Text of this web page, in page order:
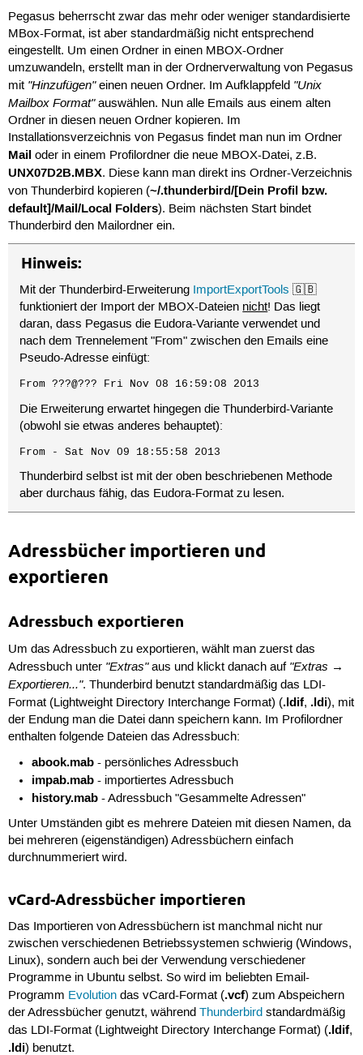
Pegasus beherrscht zwar das mehr oder weniger standardisierte
MBox-Format, ist aber standardmäßig nicht entsprechend
eingestellt. Um einen Ordner in einen MBOX-Ordner
umzuwandeln, erstellt man in der Ordnerverwaltung von Pegasus
mit "Hinzufügen"einen neuen Ordner. Im Aufklappfeld "Unix
Mailbox Format"auswählen. Nun alle Emails aus einem alten
Ordner in diesen neuen Ordner kopieren. Im
Installationsverzeichnis von Pegasus findet man nun im Ordner
Mailoder in einem Profilordner die neue MBOX-Datei, z.B.
UNX07D2B.MBX. Diese kann man direkt ins Ordner-Verzeichnis
von Thunderbird kopieren (~/.thunderbird/[Dein Profil bzw.
default]/Mail/Local Folders). Beim nächsten Start bindet
Thunderbird den Mailordner ein.
Hinweis:
Mit der Thunderbird-Erweiterung ImportExportTools 🇬🇧
funktioniert der Import der MBOX-Dateien nicht! Das liegt
daran, dass Pegasus die Eudora-Variante verwendet und
nach dem Trennelement "From" zwischen den Emails eine
Pseudo-Adresse einfügt:
From ???@??? Fri Nov 08 16:59:08 2013
Die Erweiterung erwartet hingegen die Thunderbird-Variante
(obwohl sie etwas anderes behauptet):
From - Sat Nov 09 18:55:58 2013
Thunderbird selbst ist mit der oben beschriebenen Methode
aber durchaus fähig, das Eudora-Format zu lesen.
Adressbücher importieren und
exportieren
Adressbuch exportieren
Um das Adressbuch zu exportieren, wählt man zuerst das
Adressbuch unter "Extras"aus und klickt danach auf "Extras →
Exportieren...". Thunderbird benutzt standardmäßig das LDI-
Format (Lightweight Directory Interchange Format) (.ldif, .ldi), mit
der Endung man die Datei dann speichern kann. Im Profilordner
enthalten folgende Dateien das Adressbuch:
abook.mab - persönliches Adressbuch
impab.mab - importiertes Adressbuch
history.mab - Adressbuch "Gesammelte Adressen"
Unter Umständen gibt es mehrere Dateien mit diesen Namen, da
bei mehreren (eigenständigen) Adressbüchern einfach
durchnummeriert wird.
vCard-Adressbücher importieren
Das Importieren von Adressbüchern ist manchmal nicht nur
zwischen verschiedenen Betriebssystemen schwierig (Windows,
Linux), sondern auch bei der Verwendung verschiedener
Programme in Ubuntu selbst. So wird im beliebten Email-
Programm Evolutiondas vCard-Format (.vcf) zum Abspeichern
der Adressbücher genutzt, während Thunderbirdstandardmäßig
das LDI-Format (Lightweight Directory Interchange Format) (.ldif,
.ldi) benutzt.